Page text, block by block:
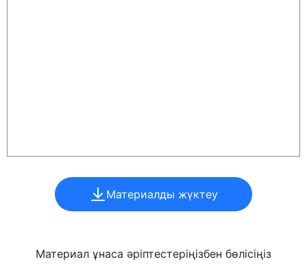
Материалды жүктеу
Материал ұнаса әріптестеріңізбен бөлісіңіз